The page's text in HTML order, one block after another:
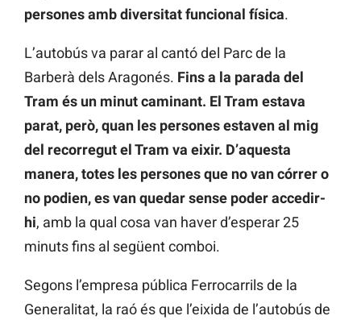
persones amb diversitat funcional física.
L’autobús va parar al cantó del Parc de la
Barberà dels Aragonés. Fins a la parada del
Tram és un minut caminant. El Tram estava
parat, però, quan les persones estaven al mig
del recorregut el Tram va eixir. D’aquesta
manera, totes les persones que no van córrer o
no podien, es van quedar sense poder accedir-
hi, amb la qual cosa van haver d’esperar 25
minuts fins al següent comboi.
Segons l’empresa pública Ferrocarrils de la
Generalitat, la raó és que l’eixida de l’autobús de